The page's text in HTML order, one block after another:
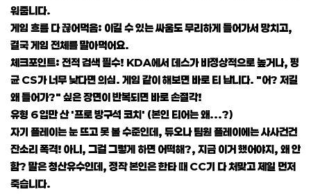
워줍니다.
게임 흐름 다 끊어먹음: 이길 수 있는 싸움도 무리하게 들어가서 망치고,
결국 게임 전체를 말아먹어요.
체크포인트: 전적 검색 필수! KDA에서 데스가 비정상적으로 높거나, 평
균 CS가 너무 낮다면 의심. 게임 같이 해보면 바로 티 납니다. "어? 저길
왜 들어가?" 싶은 장면이 반복되면 바로 손절각!
유형 6 입만 산 '프로 방구석 코치' (본인 티어는 왜...?)
자기 플레이는 눈 뜨고 못 볼 수준인데, 듀오나 팀원 플레이에는 사사건건
잔소리 폭격! 아니, 그걸 그렇게 하면 어떡해?, 지금 이거 했어야지, 왜 안
함? 말은 청산유수인데, 정작 본인은 한타 때 CC기 다 처맞고 제일 먼저
죽습니다.